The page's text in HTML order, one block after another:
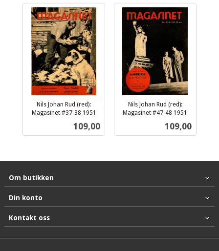
Nils Johan Rud (red):
Magasinet #37-38 1951
Pris
109,00
Nils Johan Rud (red):
Magasinet #47-48 1951
Pris
109,00
Om butikken
Din konto
Kontakt oss